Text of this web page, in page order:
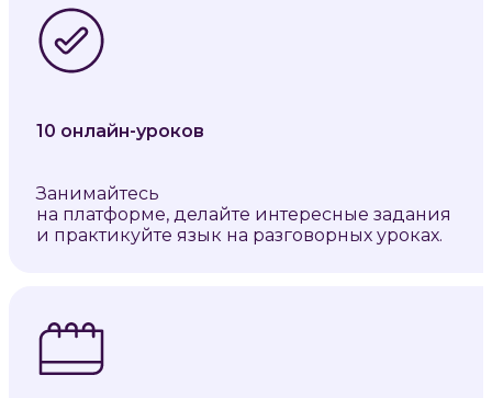
10 онлайн-уроков
Занимайтесь
на платформе, делайте интересные задания
и практикуйте язык на разговорных уроках.